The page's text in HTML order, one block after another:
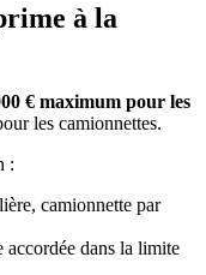
à la
€ maximum pour les
les camionnettes.
:
camionnette par
dans la limite